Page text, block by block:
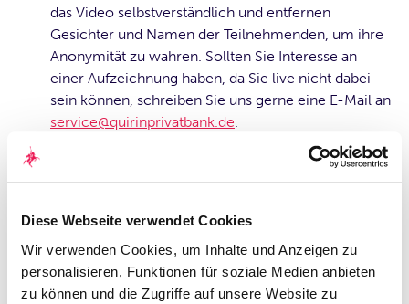
Diese Webseite verwendet Cookies
Wir verwenden Cookies, um Inhalte und Anzeigen zu
personalisieren, Funktionen für soziale Medien anbieten
zu können und die Zugriffe auf unsere Website zu
das Video selbstverständlich und entfernen
Gesichter und Namen der Teilnehmenden, um ihre
Anonymität zu wahren. Sollten Sie Interesse an
einer Aufzeichnung haben, da Sie live nicht dabei
sein können, schreiben Sie uns gerne eine E-Mail an
service@quirinprivatbank.de.
Was passiert, wenn ich mich für ein
teilnehmen kann?
Wenn Sie sich für ein Event angemeldet haben, aber
nicht teilnehmen können, informieren Sie uns bitte
so früh wie möglich per E-Mail an